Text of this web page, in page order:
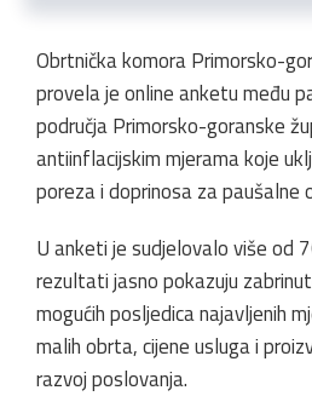
Obrtnička komora Primorsko-
provela je online anketu među
područja Primorsko-goranske
antiinflacijskim mjerama koje
poreza i doprinosa za paušalne
U anketi je sudjelovalo više od
rezultati jasno pokazuju
mogućih posljedica najavljenih
malih obrta, cijene usluga i
razvoj poslovanja.